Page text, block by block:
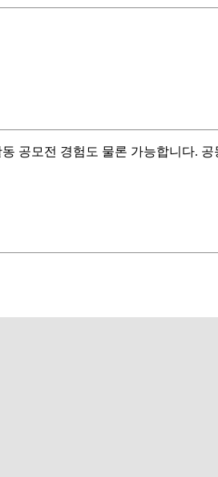
공모전 경험도 물론 가능합니다.